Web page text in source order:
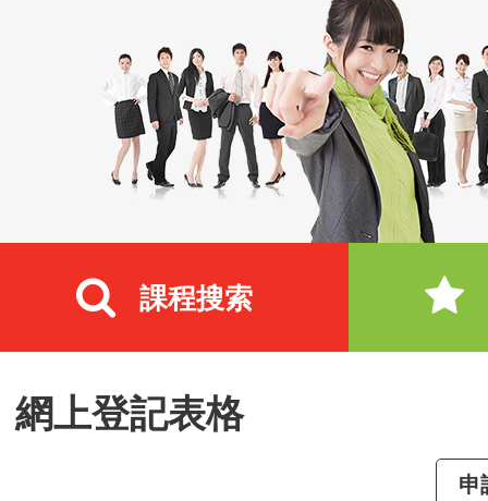
課程搜索
網上登記表格
申